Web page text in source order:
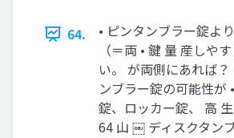
64.
• ピンタンブラー錠よ
（＝両 • 鍵 量 産しや
い。 が両側にあれば？
ンブラー錠の可能性が
錠、ロッカー錠、 高
64 山 ￼ ディスクタン